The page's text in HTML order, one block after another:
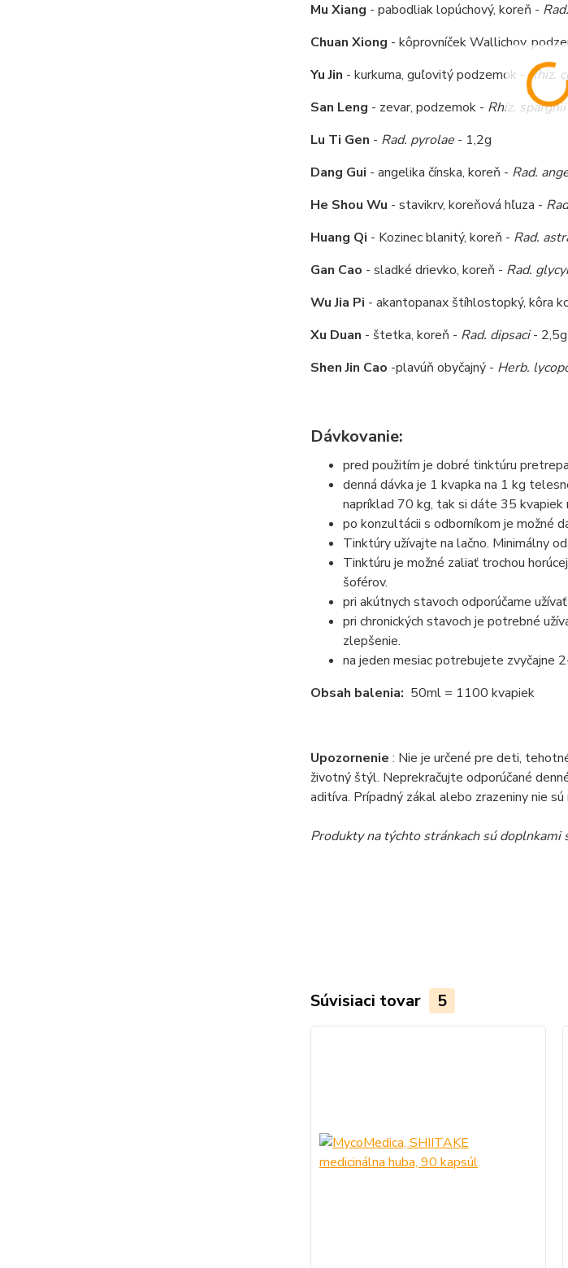
Mu Xiang - pabodliak lopúchový, koreň -
Chuan Xiong - kôprovníček Wallichov,
Yu Jin - kurkuma, guľovitý podzemok -Rhiz.
San Leng - zevar, podzemok - Rhiz. spargnii
Lu Ti Gen - Rad. pyrolae- 1,2g
Dang Gui - angelika čínska, koreň - Rad.
He Shou Wu - stavikrv, koreňová hľuza -
Huang Qi - Kozinec blanitý, koreň - Rad.
Gan Cao - sladké drievko, koreň - Rad.
Wu Jia Pi - akantopanax štíhlostopký, kôra
Xu Duan - štetka, koreň - Rad. dipsaci- 2,5g
Shen Jin Cao -plavúň obyčajný - Herb.
Dávkovanie:
pred použitím je dobré tinktúru
denná dávka je 1 kvapka na 1 kg
napríklad 70 kg, tak si dáte 35 kvapiek
po konzultácii s odborníkom je možné
Tinktúry užívajte na lačno. Minimálny
Tinktúru je možné zaliať trochou
šoférov.
pri akútnych stavoch odporúčame
pri chronických stavoch je potrebné
zlepšenie.
na jeden mesiac potrebujete zvyčajne
Obsah balenia: 50ml = 1100 kvapiek
Upozornenie : Nie je určené pre deti,
životný štýl. Neprekračujte odporúčané
aditíva. Prípadný zákal alebo zrazeniny nie sú
Produkty na týchto stránkach sú doplnkami
Súvisiaci tovar 5